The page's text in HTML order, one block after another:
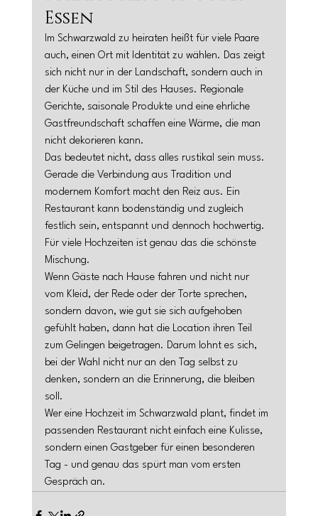
Essen
Im Schwarzwald zu heiraten heißt für viele Paare
auch, einen Ort mit Identität zu wählen. Das zeigt
sich nicht nur in der Landschaft, sondern auch in
der Küche und im Stil des Hauses. Regionale
Gerichte, saisonale Produkte und eine ehrliche
Gastfreundschaft schaffen eine Wärme, die man
nicht dekorieren kann.
Das bedeutet nicht, dass alles rustikal sein muss.
Gerade die Verbindung aus Tradition und
modernem Komfort macht den Reiz aus. Ein
Restaurant kann bodenständig und zugleich
festlich sein, entspannt und dennoch hochwertig.
Für viele Hochzeiten ist genau das die schönste
Mischung.
Wenn Gäste nach Hause fahren und nicht nur
vom Kleid, der Rede oder der Torte sprechen,
sondern davon, wie gut sie sich aufgehoben
gefühlt haben, dann hat die Location ihren Teil
zum Gelingen beigetragen. Darum lohnt es sich,
bei der Wahl nicht nur an den Tag selbst zu
denken, sondern an die Erinnerung, die bleiben
soll.
Wer eine Hochzeit im Schwarzwald plant, findet im
passenden Restaurant nicht einfach eine Kulisse,
sondern einen Gastgeber für einen besonderen
Tag - und genau das spürt man vom ersten
Gespräch an.